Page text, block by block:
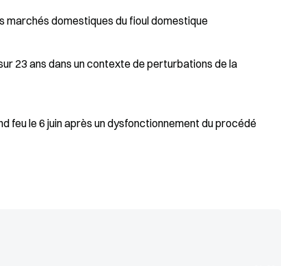
marchés domestiques du fioul domestique
23 ans dans un contexte de perturbations de la
feu le 6 juin après un dysfonctionnement du procédé